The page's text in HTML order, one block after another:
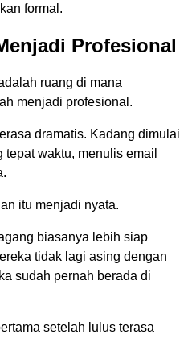
formal.
Profesional
ruang di mana
menjadi profesional.
dramatis. Kadang dimulai
waktu, menulis email
itu menjadi nyata.
biasanya lebih siap
tidak lagi asing dengan
sudah pernah berada di
setelah lulus terasa